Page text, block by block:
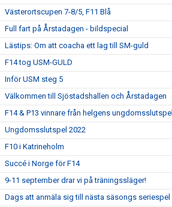
Västerortscupen 7-8/5, F11 Blå
Full fart på Årstadagen - bildspecial
Lästips: Om att coacha ett lag till SM-guld
F14 tog USM-GULD
Inför USM steg 5
Välkommen till Sjöstadshallen och Årstadagen
F14 & P13 vinnare från helgens ungdomsslutspel
Ungdomsslutspel 2022
F10 i Katrineholm
Succé i Norge för F14
9-11 september drar vi på träningssläger!
Dags att anmäla sig till nästa säsongs seriespel